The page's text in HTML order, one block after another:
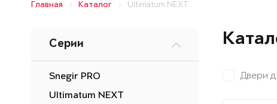
Главная Каталог Ultimatum NEXT
Серии
Snegir PRO
Ultimatum NEXT
Двери